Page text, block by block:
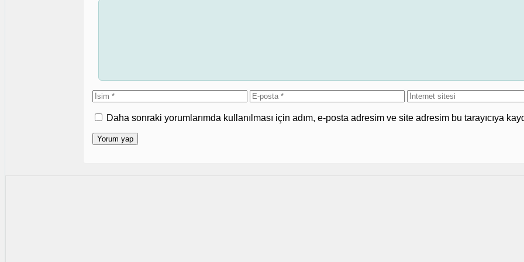
Yorum
İsim
E-
posta
İnternet
sitesi
Daha sonraki yorumlarımda kullanılması için adım, e-posta adresim ve site adresim bu tarayıcıya